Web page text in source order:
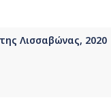
Λισσαβώνας, 2020